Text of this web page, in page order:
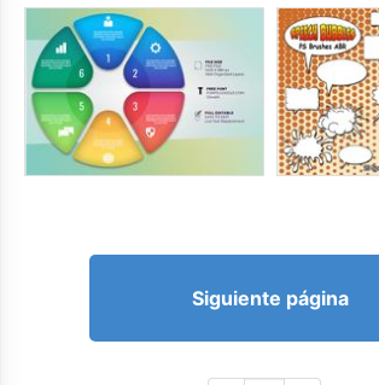
Siguiente página